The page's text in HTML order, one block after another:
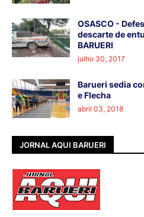
OSASCO -
descarte de
BARUERI
julho 30, 2017
Barueri sedia
e Flecha
abril 03, 2018
JORNAL AQUI BARUERI